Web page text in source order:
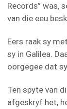
Records” was,
van die eeu
Eers raak sy
sy in Galilea.
oorgegee dat
Ten spyte van
afgeskryf het,